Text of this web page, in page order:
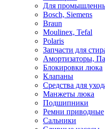
Для
Bosch, Siemens
Braun
Moulinex, Tefal
Polaris
Запчасти для
Амортизаторы,
Блокировки люка
Клапаны
Средства для
Манжеты люка
Подшипники
Ремни приводные
Сальники